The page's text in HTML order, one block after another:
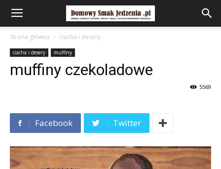
Strona główna ciacha i desery
ciacha i desery muffiny
muffiny czekoladowe
5569
Facebook Twitter